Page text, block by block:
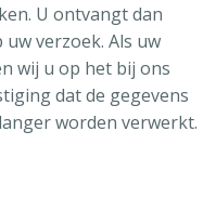
U ontvangt dan
verzoek. Als uw
wij u op het bij ons
dat de gegevens
worden verwerkt.